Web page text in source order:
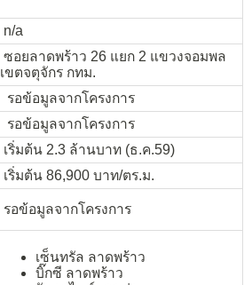
n/a
ซอยลาดพร้าว 26 แยก 2 แขวงจอมพล
เขตจตุจักร กทม.
รอข้อมูลจากโครงการ
รอข้อมูลจากโครงการ
เริ่มต้น 2.3 ล้านบาท (ธ.ค.59)
เริ่มต้น 86,900 บาท/ตร.ม.
รอข้อมูลจากโครงการ
เซ็นทรัล ลาดพร้าว
บิ๊กซี ลาดพร้าว